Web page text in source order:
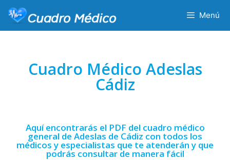
Menú
Cuadro Médico Adeslas
Cádiz
Aquí encontrarás el PDF del cuadro médico
general de Adeslas de Cádiz con todos los
médicos y especialistas que te atenderán y que
podrás consultar de manera fácil